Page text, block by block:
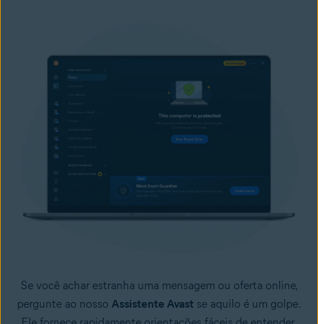
Se você achar estranha uma mensagem ou oferta online,
pergunte ao nosso Assistente Avast se aquilo é um golpe.